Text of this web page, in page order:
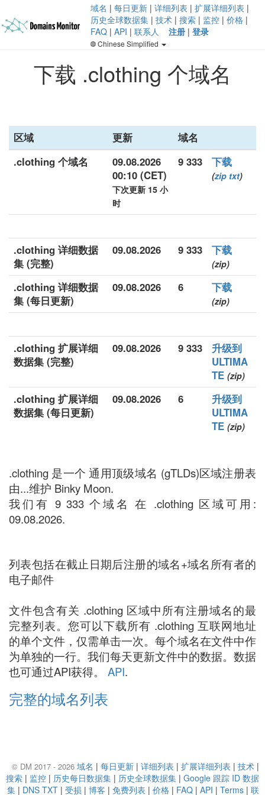
域名 | 每日更新 | 详细列表 | 扩展详细列表 |
历史全球数据集 | 技术 | 搜索 | 监控 | 价格 |
FAQ | API | 联系人 注册 | 登录
Chinese Simplified
下载 .clothing 个域名
区域 更新
域名
.clothing 个域名
09.08.2026
00:10 (CET)
下次更新 15 小
时
9 333 下载
(zip txt)
.clothing 详细数据
集 (完整)
09.08.2026 9 333 下载
(zip)
.clothing 详细数据
集 (每日更新)
09.08.2026 6 下载
(zip)
.clothing 扩展详细
数据集 (完整)
09.08.2026 9 333
升级到
ULTIMA
TE (zip)
.clothing 扩展详细
数据集 (每日更新)
09.08.2026 6
升级到
ULTIMA
TE (zip)
.clothing 是一个 通用顶级域名 (gTLDs)区域注册表
由...维护 Binky Moon.
我们有 9 333 个域名 在 .clothing 区域可用:
09.08.2026.
列表包括在截止日期后注册的域名+域名所有者的
电子邮件
文件包含有关 .clothing 区域中所有注册域名的最
完整列表。您可以下载所有 .clothing 互联网地址
的单个文件，仅需单击一次。每个域名在文件中作
为单独的一行。我们每天更新文件中的数据。数据
也可通过API获得。 API.
完整的域名列表
© DM 2017 - 2026 域名 | 每日更新 | 详细列表 | 扩展详细列表 | 技术 |
搜索 | 监控 | 历史每日数据集 | 历史全球数据集 | Google 跟踪 ID 数据
集 | DNS TXT | 受损 | 博客 | 免费列表 | 价格 | FAQ | API | Terms | 联